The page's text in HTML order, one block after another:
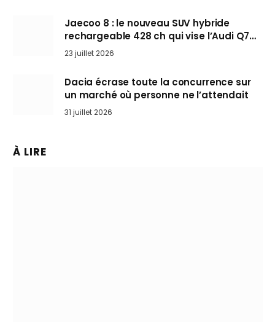
Jaecoo 8 : le nouveau SUV hybride
rechargeable 428 ch qui vise l’Audi Q7
arrive en Europe cet automne
23 juillet 2026
Dacia écrase toute la concurrence sur
un marché où personne ne l’attendait
31 juillet 2026
À LIRE